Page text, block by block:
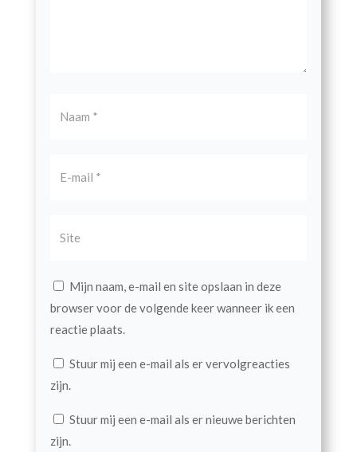
Mijn naam, e-mail en site opslaan in deze
browser voor de volgende keer wanneer ik een
reactie plaats.
Stuur mij een e-mail als er vervolgreacties
zijn.
Stuur mij een e-mail als er nieuwe berichten
zijn.